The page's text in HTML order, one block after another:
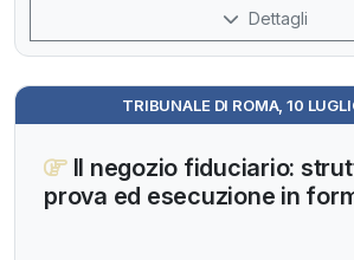
Dettagli
TRIBUNALE DI ROMA, 10
Il negozio fiduciario:
prova ed esecuzione in